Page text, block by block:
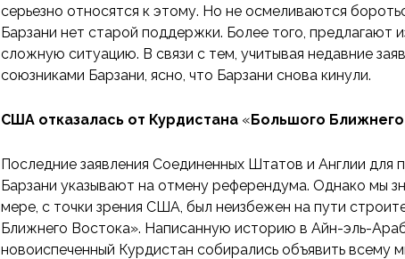
серьезно относятся к этому. Но не осмеливаются
Барзани нет старой поддержки. Более того, предлагают
сложную ситуацию. В связи с тем, учитывая недавние
союзниками Барзани, ясно, что Барзани снова кинули.
США отказалась от Курдистана «Большого
Последние заявления Соединенных Штатов и Англии для
Барзани указывают на отмену референдума. Однако мы
мере, с точки зрения США, был неизбежен на пути
Ближнего Востока». Написанную историю в Айн-эль-
новоиспеченный Курдистан собирались объявить всему